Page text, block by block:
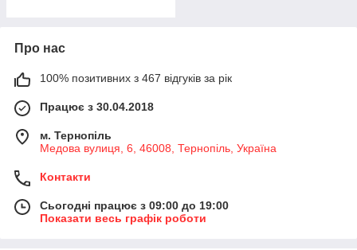
Про нас
100% позитивних з 467 відгуків за рік
Працює з 30.04.2018
м. Тернопіль
Медова вулиця, 6, 46008, Тернопіль, Україна
Контакти
Сьогодні працює з 09:00 до 19:00
Показати весь графік роботи